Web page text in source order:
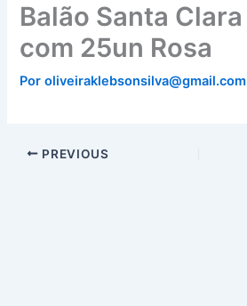
Balão Santa
com 25un Rosa
Por
PREVIOUS